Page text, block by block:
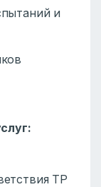
и
ТР